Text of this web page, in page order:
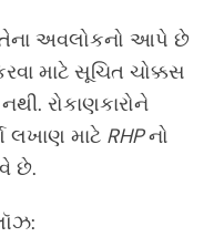
તેના અવલોકનો આપે છે
માટે સૂચિત ચોક્કસ
રોકાણકારોને
લખાણ માટે RHPનો
છે.